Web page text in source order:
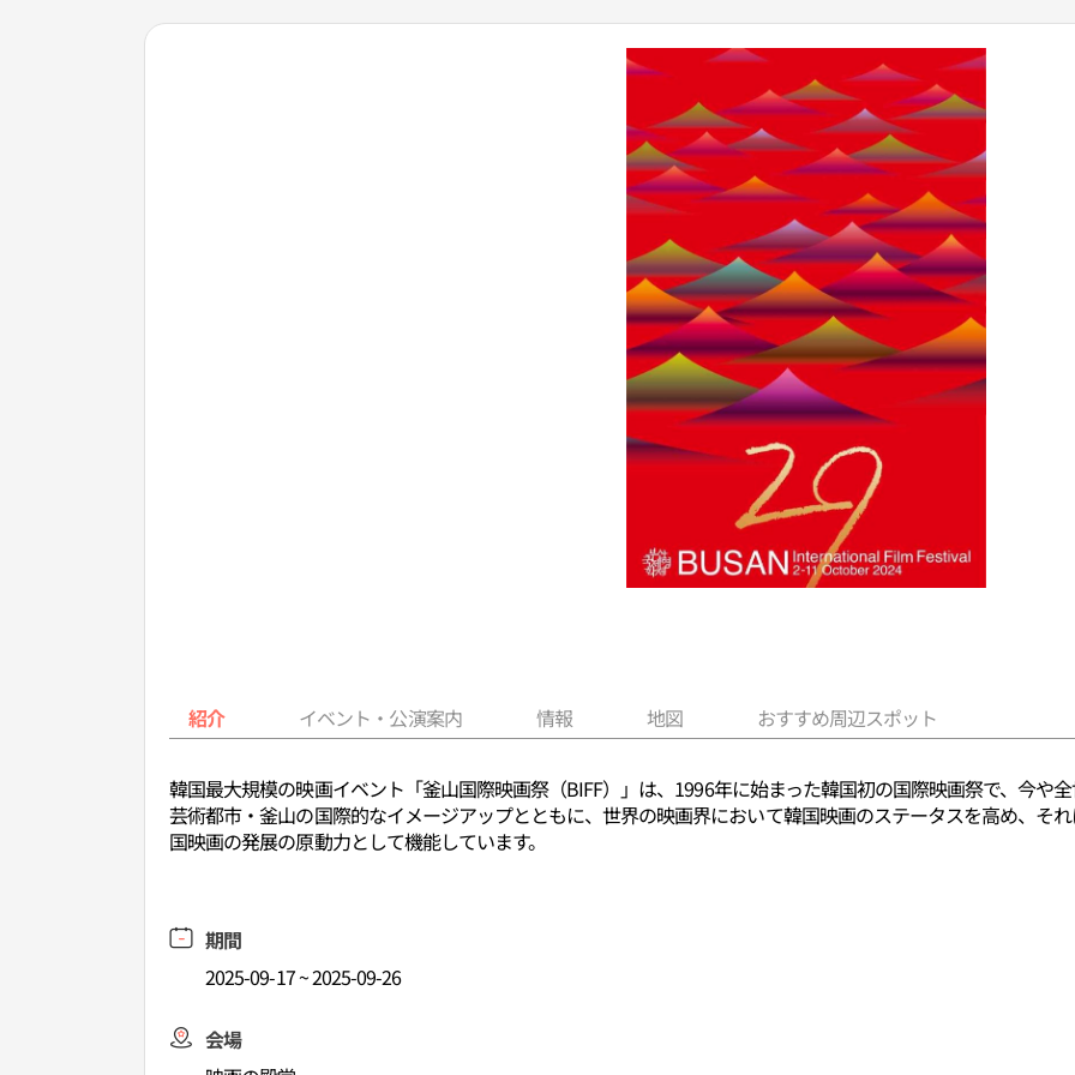
紹介 イベント・公演案内 情報 地図 おすすめ周辺スポット
韓国最大規模の映画イベント「釜山国際映画祭（BIFF）」は、1996年に始まった韓国初の国際映画祭で、今や
芸術都市・釜山の国際的なイメージアップとともに、世界の映画界において韓国映画のステータスを高め、そ
国映画の発展の原動力として機能しています。
期間
2025-09-17 ~ 2025-09-26
会場